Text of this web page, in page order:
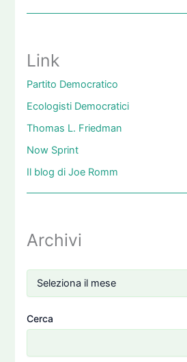
Link
Partito Democratico
Ecologisti Democratici
Thomas L. Friedman
Now Sprint
Il blog di Joe Romm
Archivi
Cerca